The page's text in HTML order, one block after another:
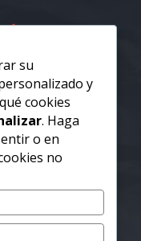
su
y
cookies
. Haga
o en
no